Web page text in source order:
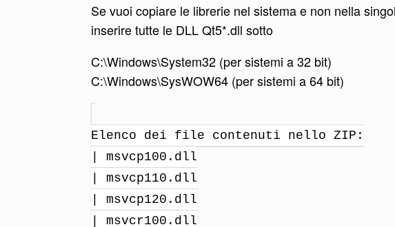
Se vuoi copiare le librerie nel sistema e non nella
inserire tutte le DLL Qt5*.dll sotto
C:\Windows\System32 (per sistemi a 32 bit)
C:\Windows\SysWOW64 (per sistemi a 64 bit)
Elenco dei file contenuti nello ZIP:
| msvcp100.dll
| msvcp110.dll
| msvcp120.dll
| msvcr100.dll